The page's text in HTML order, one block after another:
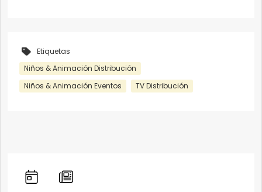
Etiquetas
Niños & Animación Distribución
Niños & Animación Eventos
TV Distribución